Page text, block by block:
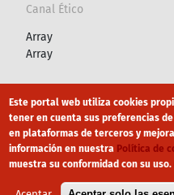
Canal Ético
Array
Array
Canal
Política privacidad
Este portal web utiliza cookies
tener en cuenta sus preferencias
en plataformas de terceros y
información en nuestra Política de
muestra su conformidad con su uso.